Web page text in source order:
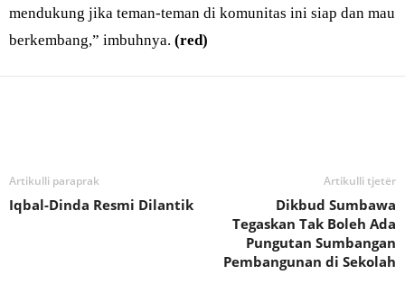
mendukung jika teman-teman di komunitas ini siap dan mau
berkembang,” imbuhnya. (red)
Artikulli paraprak
Iqbal-Dinda Resmi Dilantik
Artikulli tjetër
Dikbud Sumbawa
Tegaskan Tak Boleh Ada
Pungutan Sumbangan
Pembangunan di Sekolah